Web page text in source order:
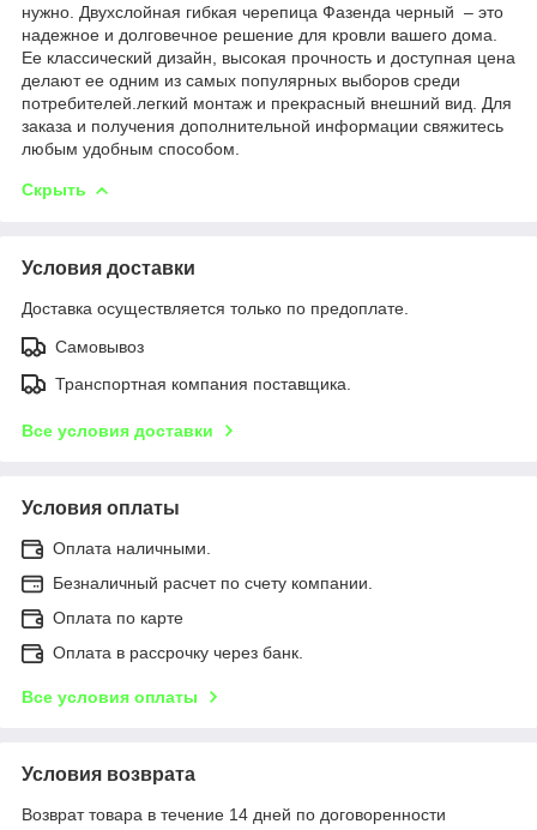
нужно. Двухслойная гибкая черепица Фазенда черный – это
надежное и долговечное решение для кровли вашего дома.
Ее классический дизайн, высокая прочность и доступная цена
делают ее одним из самых популярных выборов среди
потребителей.легкий монтаж и прекрасный внешний вид. Для
заказа и получения дополнительной информации свяжитесь
любым удобным способом.
Скрыть
Условия доставки
Доставка осуществляется только по предоплате.
Самовывоз
Транспортная компания поставщика.
Все условия доставки
Условия оплаты
Оплата наличными.
Безналичный расчет по счету компании.
Оплата по карте
Оплата в рассрочку через банк.
Все условия оплаты
Условия возврата
Возврат товара в течение 14 дней по договоренности